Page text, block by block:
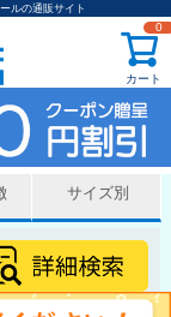
ルの通販サイト
カート
0
サイズ別